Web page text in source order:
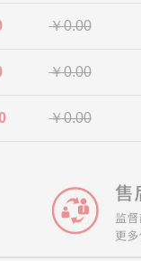
￥0.00
￥0.00
￥0.00